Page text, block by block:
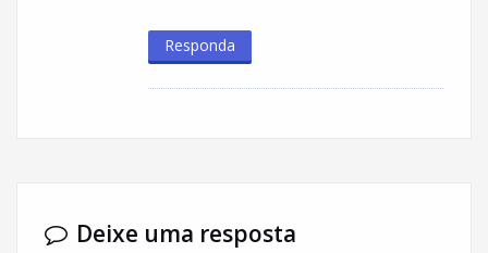
Responda
Deixe uma resposta